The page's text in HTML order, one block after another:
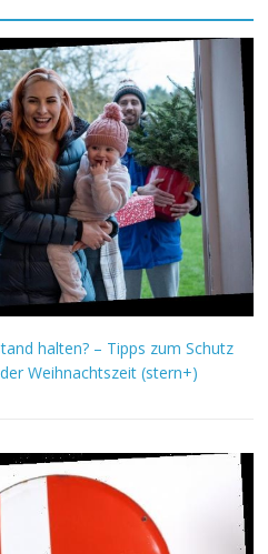
halten? – Tipps zum Schutz
Weihnachtszeit (stern+)